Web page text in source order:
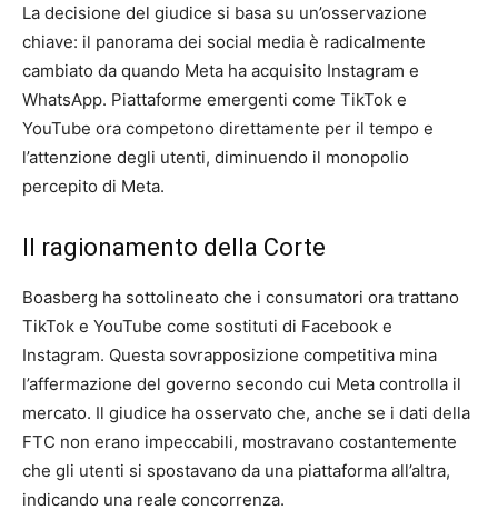
La decisione del giudice si basa su un’osservazione
chiave: il panorama dei social media è radicalmente
cambiato da quando Meta ha acquisito Instagram e
WhatsApp. Piattaforme emergenti come TikTok e
YouTube ora competono direttamente per il tempo e
l’attenzione degli utenti, diminuendo il monopolio
percepito di Meta.
Il ragionamento della Corte
Boasberg ha sottolineato che i consumatori ora trattano
TikTok e YouTube come sostituti di Facebook e
Instagram. Questa sovrapposizione competitiva mina
l’affermazione del governo secondo cui Meta controlla il
mercato. Il giudice ha osservato che, anche se i dati della
FTC non erano impeccabili, mostravano costantemente
che gli utenti si spostavano da una piattaforma all’altra,
indicando una reale concorrenza.